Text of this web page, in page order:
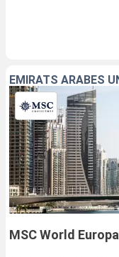
MSC World Europa